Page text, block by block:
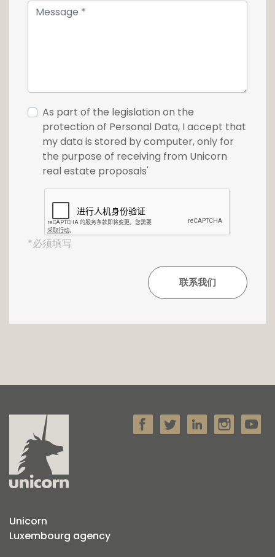
Cette propriété est également disponible sur
www.loft.lu.
As part of the legislation on the
protection of Personal Data, I accept that
my data is stored by computer, only for
the purpose of receiving from Unicorn
real estate proposals'
*必须填写
Unicorn
Luxembourg agency